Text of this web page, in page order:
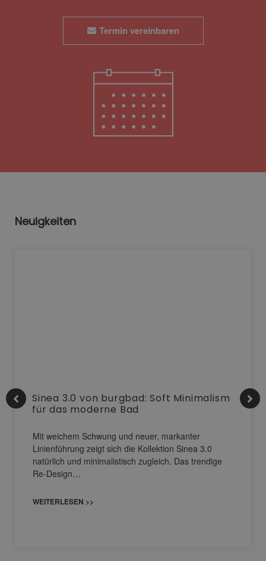
Termin vereinbaren
Neuigkeiten
Sinea 3.0 von burgbad: Soft Minimalism
für das moderne Bad
Mit weichem Schwung und neuer, markanter
Linienführung zeigt sich die Kollektion Sinea 3.0
natürlich und minimalistisch zugleich. Das trendige
Re-Design…
WEITERLESEN >>